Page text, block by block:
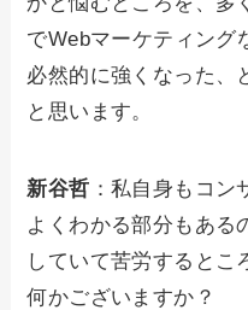
でWebマーケティング
必然的に強くなった、
と思います。
新谷哲 ：私自身もコン
よくわかる部分もある
していて苦労するとこ
何かございますか？